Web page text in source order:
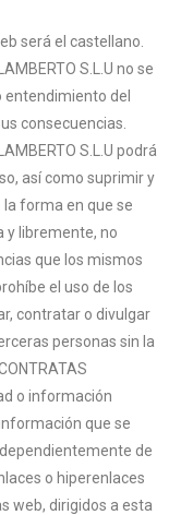
será el castellano.
LAMBERTO S.L.U no se
entendimiento del
consecuencias.
LAMBERTO S.L.U podrá
así como suprimir y
forma en que se
y libremente, no
que los mismos
el uso de los
contratar o divulgar
personas sin la
o información
que se
de
o hiperenlaces
web, dirigidos a esta